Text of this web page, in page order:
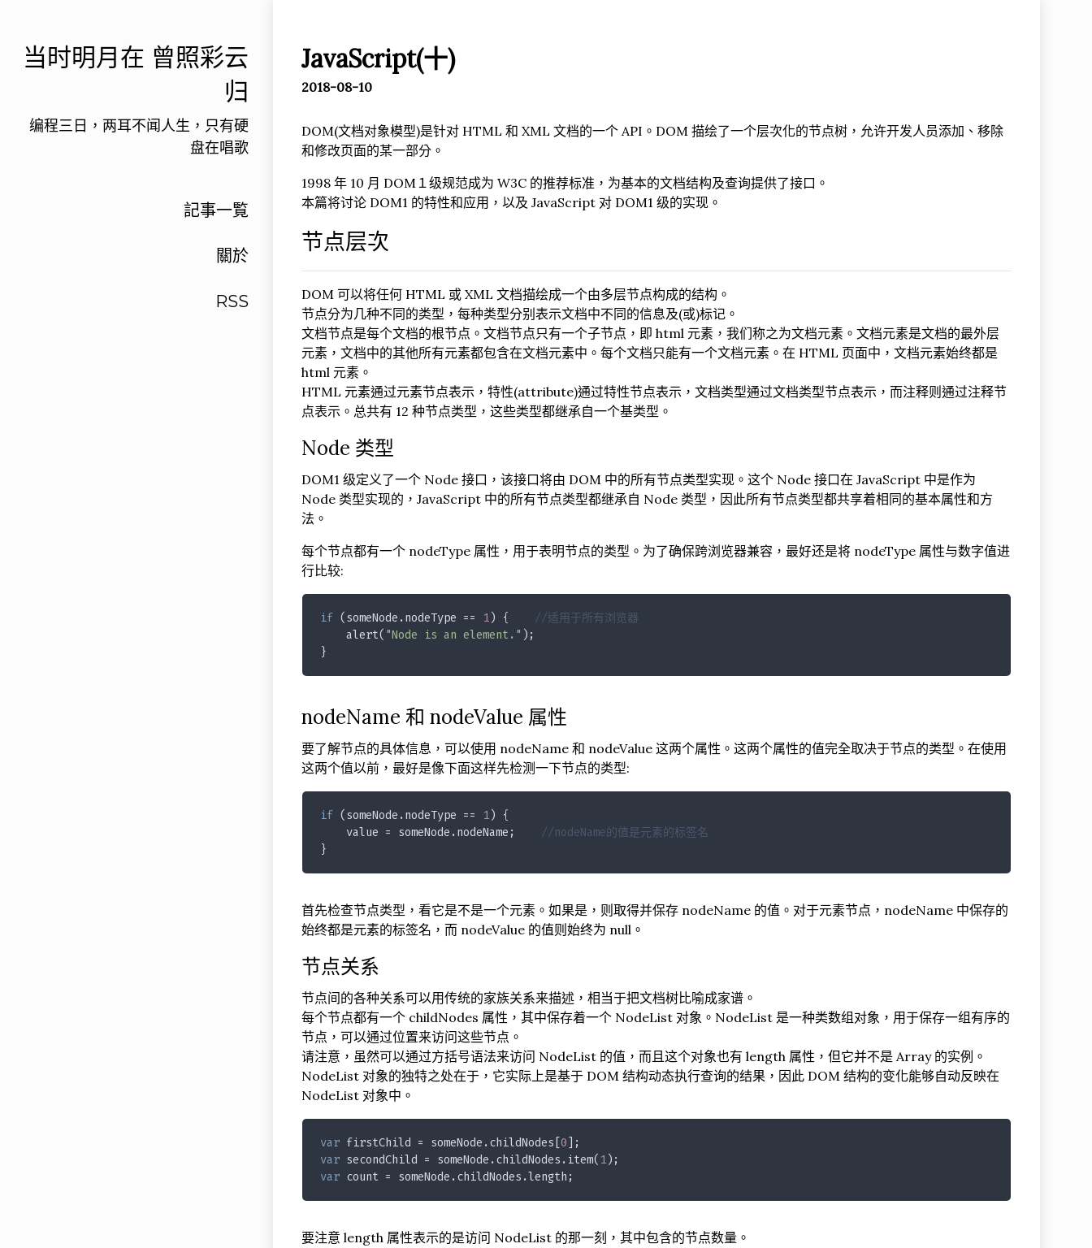
当时明月在 曾照彩云
归
编程三日，两耳不闻人生，只有硬
盘在唱歌
記事一覧
關於
RSS
JavaScript(十)
2018-08-10
DOM(文档对象模型)是针对 HTML 和 XML 文档的一个 API。DOM 描绘了一个层次化的节点树，允许开发人员添加、移除
和修改页面的某一部分。
1998 年 10 月 DOM１级规范成为 W3C 的推荐标准，为基本的文档结构及查询提供了接口。
本篇将讨论 DOM1 的特性和应用，以及 JavaScript 对 DOM1 级的实现。
节点层次
DOM 可以将任何 HTML 或 XML 文档描绘成一个由多层节点构成的结构。
节点分为几种不同的类型，每种类型分别表示文档中不同的信息及(或)标记。
文档节点是每个文档的根节点。文档节点只有一个子节点，即 html 元素，我们称之为文档元素。文档元素是文档的最外层
元素，文档中的其他所有元素都包含在文档元素中。每个文档只能有一个文档元素。在 HTML 页面中，文档元素始终都是
html 元素。
HTML 元素通过元素节点表示，特性(attribute)通过特性节点表示，文档类型通过文档类型节点表示，而注释则通过注释节
点表示。总共有 12 种节点类型，这些类型都继承自一个基类型。
Node 类型
DOM1 级定义了一个 Node 接口，该接口将由 DOM 中的所有节点类型实现。这个 Node 接口在 JavaScript 中是作为
Node 类型实现的，JavaScript 中的所有节点类型都继承自 Node 类型，因此所有节点类型都共享着相同的基本属性和方
法。
每个节点都有一个 nodeType 属性，用于表明节点的类型。为了确保跨浏览器兼容，最好还是将 nodeType 属性与数字值进
行比较:
if (someNode.nodeType == 1 ) {
//适用于所有浏览器
    alert(
"Node is an element." );
}
nodeName 和 nodeValue 属性
要了解节点的具体信息，可以使用 nodeName 和 nodeValue 这两个属性。这两个属性的值完全取决于节点的类型。在使用
这两个值以前，最好是像下面这样先检测一下节点的类型:
if (someNode.nodeType == 1 ) {
    value = someNode.nodeName;
//nodeName的值是元素的标签名
}
首先检查节点类型，看它是不是一个元素。如果是，则取得并保存 nodeName 的值。对于元素节点，nodeName 中保存的
始终都是元素的标签名，而 nodeValue 的值则始终为 null。
节点关系
节点间的各种关系可以用传统的家族关系来描述，相当于把文档树比喻成家谱。
每个节点都有一个 childNodes 属性，其中保存着一个 NodeList 对象。NodeList 是一种类数组对象，用于保存一组有序的
节点，可以通过位置来访问这些节点。
请注意，虽然可以通过方括号语法来访问 NodeList 的值，而且这个对象也有 length 属性，但它并不是 Array 的实例。
NodeList 对象的独特之处在于，它实际上是基于 DOM 结构动态执行查询的结果，因此 DOM 结构的变化能够自动反映在
NodeList 对象中。
var firstChild = someNode.childNodes[ 0 ];
var secondChild = someNode.childNodes.item( 1 );
var count = someNode.childNodes.length;
要注意 length 属性表示的是访问 NodeList 的那一刻，其中包含的节点数量。